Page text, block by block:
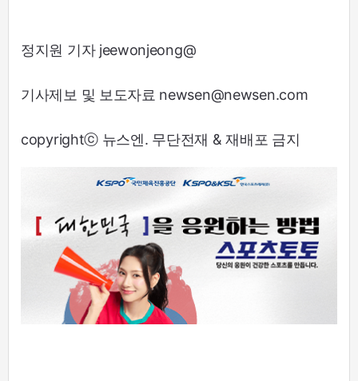
정지원 기자 jeewonjeong@
기사제보 및 보도자료 newsen@newsen.com
copyrightⓒ 뉴스엔. 무단전재 & 재배포 금지